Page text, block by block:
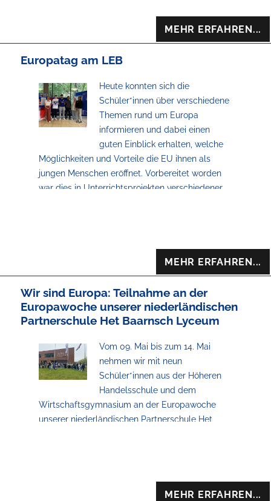
de/themen/europa/eu-projekttag-an-schulen
Der EU-Projekttag an Schulen war ein Aufhänger
für uns am LEB, diese Themen noch mehr als
Schulleben zu bringen.
MEHR ERFAHREN...
Europatag am LEB
Heute konnten sich die
Schüler*innen über verschiedene
Themen rund um Europa
informieren und dabei einen
guten Einblick erhalten, welche
Möglichkeiten und Vorteile die EU ihnen als
jungen Menschen eröffnet. Vorbereitet worden
war dies in Unterrichtsprojekten verschiedener
MEHR ERFAHREN...
Wir sind Europa: Teilnahme an der
Europawoche unserer niederländischen
Partnerschule Het Baarnsch Lyceum
Vom 09. Mai bis zum 14. Mai
nehmen wir mit neun
Schüler*innen aus der Höheren
Handelsschule und dem
Wirtschaftsgymnasium an der Europawoche
unserer niederländischen Partnerschule Het
Schüler*innen eine spannende Woche mitMEHR ERFAHREN...